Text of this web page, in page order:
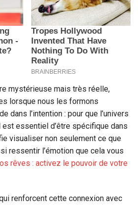
mystérieuse mais très réelle,
lorsque nous les formons
dans l’intention : pour que l’univers
essentiel d’être spécifique dans
visualiser non seulement ce que
ressentir l’émotion que cela vous
rêves : activez le pouvoir de votre
renforcent cette connexion avec